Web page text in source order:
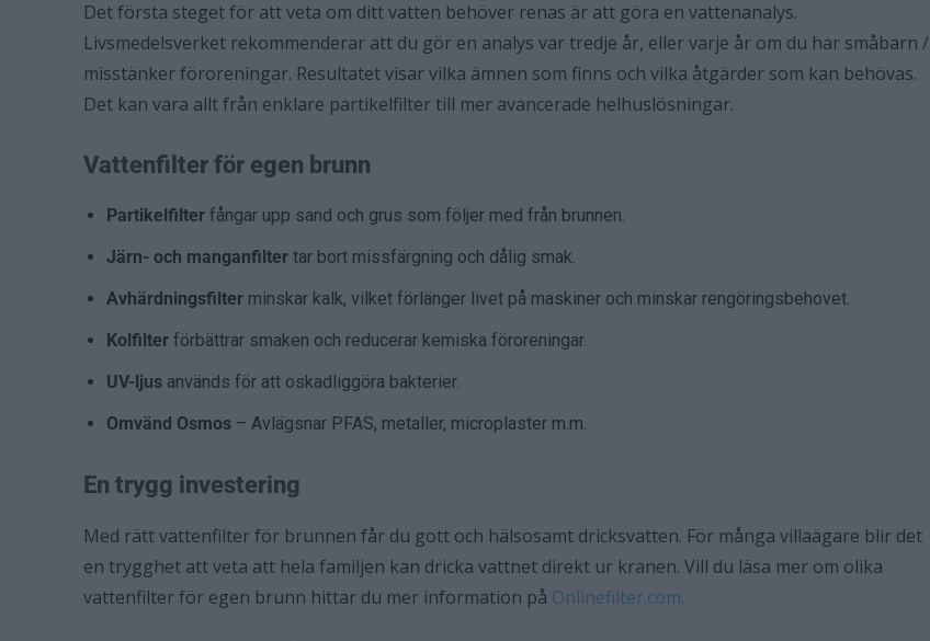
Det första steget för att veta om ditt vatten behöver renas är att göra en vattenanalys.
Livsmedelsverket rekommenderar att du gör en analys var tredje år, eller varje år om du har småbarn /
misstänker föroreningar. Resultatet visar vilka ämnen som finns och vilka åtgärder som kan behövas.
Det kan vara allt från enklare partikelfilter till mer avancerade helhuslösningar.
Vattenfilter för egen brunn
Partikelfilter fångar upp sand och grus som följer med från brunnen.
Järn- och manganfilter tar bort missfärgning och dålig smak.
Avhärdningsfilter minskar kalk, vilket förlänger livet på maskiner och minskar rengöringsbehovet.
Kolfilter förbättrar smaken och reducerar kemiska föroreningar.
UV-ljus används för att oskadliggöra bakterier.
Omvänd Osmos – Avlägsnar PFAS, metaller, microplaster m.m.
En trygg investering
Med rätt vattenfilter för brunnen får du gott och hälsosamt dricksvatten. För många villaägare blir det
en trygghet att veta att hela familjen kan dricka vattnet direkt ur kranen. Vill du läsa mer om olika
vattenfilter för egen brunn hittar du mer information på Onlinefilter.com.